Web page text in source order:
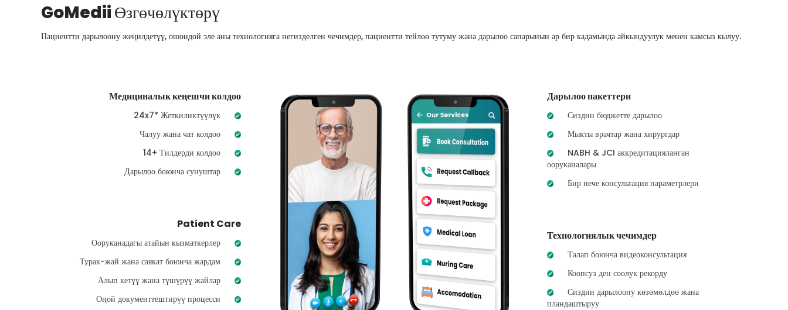
GoMediiӨзгөчөлүктөрү
Пациентти дарылоону жеңилдетүү, ошондой эле аны технологияга негизделген чечимдер, пациентти тейлөө тутуму жана дарылоо сапарынын ар бир кадамында айкындуулук менен камсыз кылуу.
Медициналык кеңешчи колдоо
24x7* Жеткиликтүүлүк
Чалуу жана чат колдоо
14+ Тилдерди колдоо
Дарылоо боюнча сунуштар
Patient Care
Ооруканадагы атайын кызматкерлер
Турак-жай жана саякат боюнча жардам
Алып кетүү жана түшүрүү жайлар
Оңой документтештирүү процесси
Дарылоо пакеттери
Сиздин бюджетте дарылоо
Мыкты врачтар жана хирургдар
NABH & JCI аккредитацияланган
ооруканалары
Бир нече консультация параметрлери
Технологиялык чечимдер
Талап боюнча видеоконсультация
Коопсуз ден соолук рекорду
Сиздин дарылоону көзөмөлдөө жана
пландаштыруу